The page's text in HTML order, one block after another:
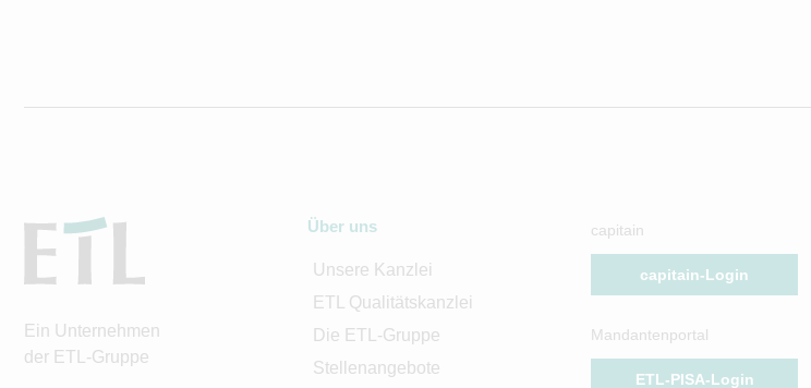
Ein Unternehmen
der ETL-Gruppe
Über uns
Unsere Kanzlei
ETL Qualitätskanzlei
Die ETL-Gruppe
Stellenangebote
capitain
capitain-Login
Mandantenportal
ETL-PISA-Login